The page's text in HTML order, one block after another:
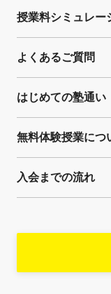
授業料シミュレー
よくあるご質問
はじめての塾通い
無料体験授業につ
入会までの流れ